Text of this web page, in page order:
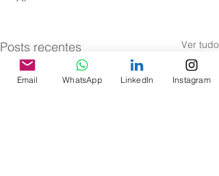
Posts recentes Ver tudo
Email WhatsApp LinkedIn Instagram